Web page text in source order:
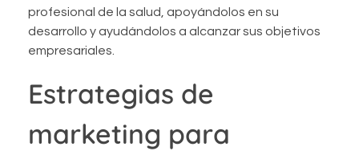
profesional de la salud, apoyándolos en su
desarrollo y ayudándolos a alcanzar sus objetivos
empresariales.
Estrategias de
marketing para